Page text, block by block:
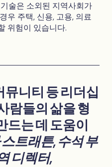
술은 소외된 지역사회가
우 주택, 신용, 고용, 의료
위험이 있습니다.
뮤니티 등 리더십
람들의 삶을 형
드는 데 도움이
트래튼, 수석 부
디렉터,